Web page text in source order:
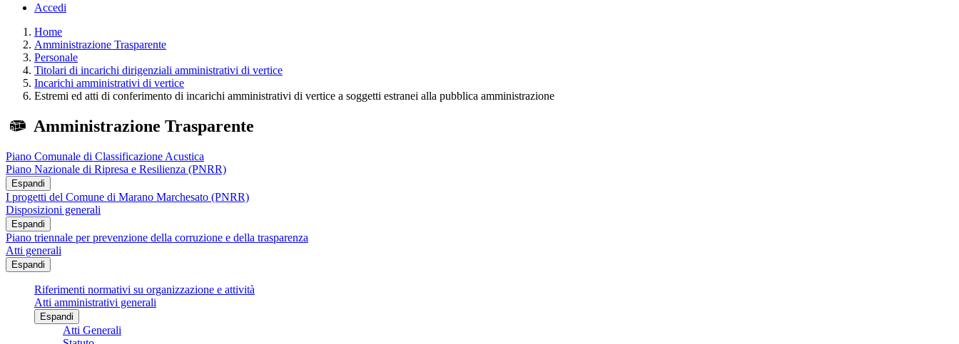
Accedi
Home
Amministrazione Trasparente
Personale
Titolari di incarichi dirigenziali amministrativi di vertice
Incarichi amministrativi di vertice
Estremi ed atti di conferimento di incarichi amministrativi di vertice a soggetti estranei alla pubblica amministrazione
Amministrazione Trasparente
Piano Comunale di Classificazione Acustica
Piano Nazionale di Ripresa e Resilienza (PNRR)
Espandi
I progetti del Comune di Marano Marchesato (PNRR)
Disposizioni generali
Espandi
Piano triennale per prevenzione della corruzione e della trasparenza
Atti generali
Espandi
Riferimenti normativi su organizzazione e attività
Atti amministrativi generali
Espandi
Atti Generali